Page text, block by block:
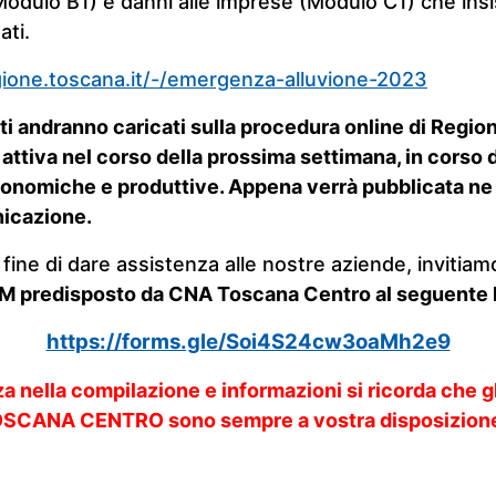
emergenza-alluvione-2023
andranno caricati sulla procedura online di
nel corso della prossima settimana, in corso
e produttive. Appena verrà pubblicata ne
di dare assistenza alle nostre aziende,
predisposto da CNA Toscana Centro al seguente
https://forms.gle/Soi4S24cw3oaMh2e9
nella compilazione e informazioni si ricorda che
CENTRO sono sempre a vostra